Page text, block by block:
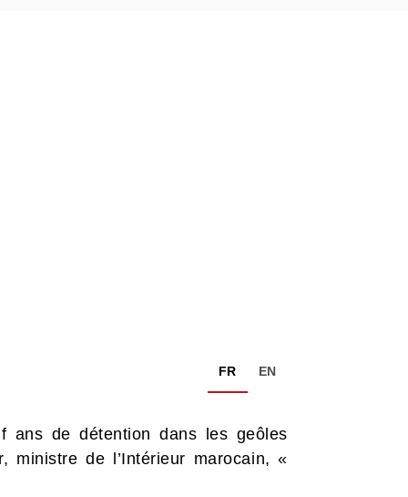
FR EN
ans de détention dans les geôles
de l’Intérieur marocain, «